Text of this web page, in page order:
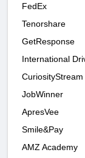
FedEx
Tenorshare
GetResponse
International
CuriosityStream
JobWinner
ApresVee
Smile&Pay
AMZ Academy